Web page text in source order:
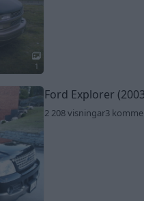
1
Ford Explorer
2 208 visningar3